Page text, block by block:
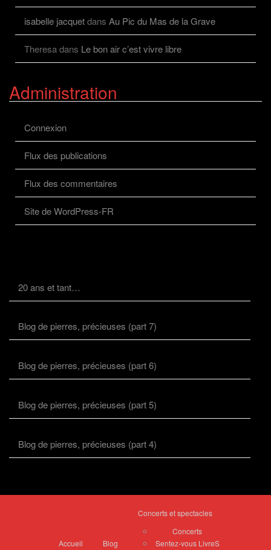
isabelle jacquetdans Au Pic du Mas de la Grave
Theresadans Le bon air c’est vivre libre
Administration
Connexion
Flux des publications
Flux des commentaires
Site de WordPress-FR
20 ans et tant…
Blog de pierres, précieuses (part 7)
Blog de pierres, précieuses (part 6)
Blog de pierres, précieuses (part 5)
Blog de pierres, précieuses (part 4)
Accueil Blog
Concerts et spectacles
Concerts
Sentez-vous LivreS